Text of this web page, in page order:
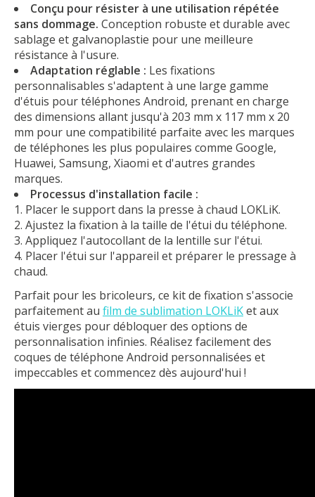
Conçu pour résister à une utilisation répétée
sans dommage. Conception robuste et durable avec
sablage et galvanoplastie pour une meilleure
résistance à l'usure.
Adaptation réglable : Les fixations
personnalisables s'adaptent à une large gamme
d'étuis pour téléphones Android, prenant en charge
des dimensions allant jusqu'à 203 mm x 117 mm x 20
mm pour une compatibilité parfaite avec les marques
de téléphones les plus populaires comme Google,
Huawei, Samsung, Xiaomi et d'autres grandes
marques.
Processus d'installation facile :
Placer le support dans la presse à chaud LOKLiK.
Ajustez la fixation à la taille de l'étui du téléphone.
Appliquez l'autocollant de la lentille sur l'étui.
Placer l'étui sur l'appareil et préparer le pressage à
chaud.
Parfait pour les bricoleurs, ce kit de fixation s'associe
parfaitement au film de sublimation LOKLiKet aux
étuis vierges pour débloquer des options de
personnalisation infinies. Réalisez facilement des
coques de téléphone Android personnalisées et
impeccables et commencez dès aujourd'hui !